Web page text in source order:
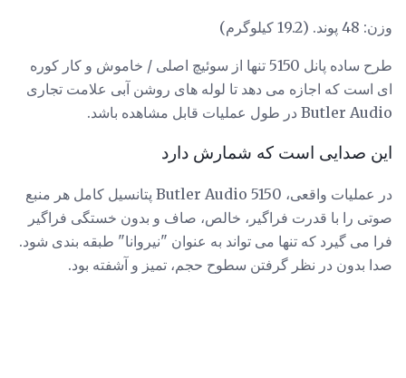
وزن: 48 پوند. (19.2 کیلوگرم)
طرح ساده پانل 5150 تنها از سوئیچ اصلی / خاموش و کار کوره
ای است که اجازه می دهد تا لوله های روشن آبی علامت تجاری
Butler Audio در طول عملیات قابل مشاهده باشد.
این صدایی است که شمارش دارد
در عملیات واقعی، Butler Audio 5150 پتانسیل کامل هر منبع
صوتی را با قدرت فراگیر، خالص، صاف و بدون خستگی فراگیر
فرا می گیرد که تنها می تواند به عنوان "نیروانا" طبقه بندی شود.
صدا بدون در نظر گرفتن سطوح حجم، تمیز و آشفته بود.